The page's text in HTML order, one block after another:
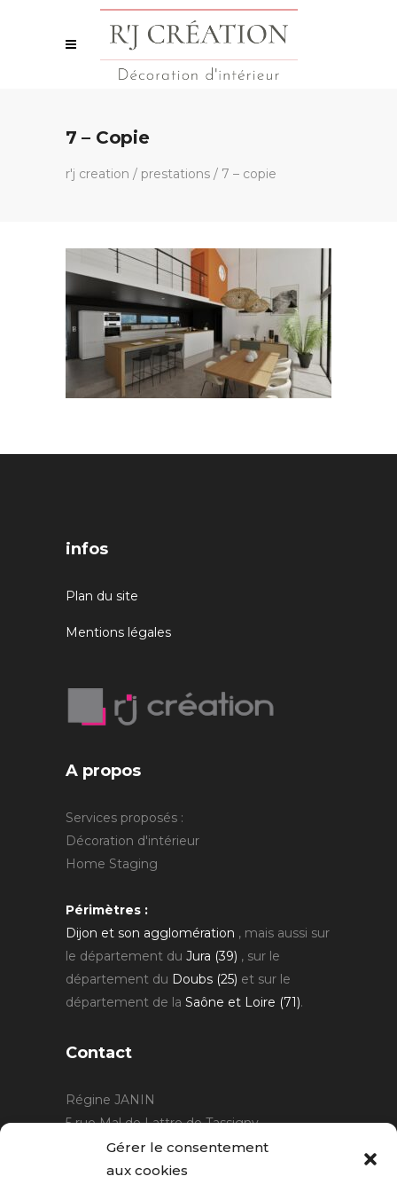
Gérer le consentement
aux cookies
7 – Copie
r'j creation / prestations / 7 – copie
infos
Plan du site
Mentions légales
A propos
Services proposés :
Décoration d'intérieur
Home Staging
Périmètres :
Dijon et son agglomération , mais aussi sur
le département du Jura (39) , sur le
département du Doubs (25) et sur le
département de la Saône et Loire (71).
Contact
Régine JANIN
5 rue Mal de Lattre de Tassigny
21220 Gevrey Chambertin
06 15 15 80 29